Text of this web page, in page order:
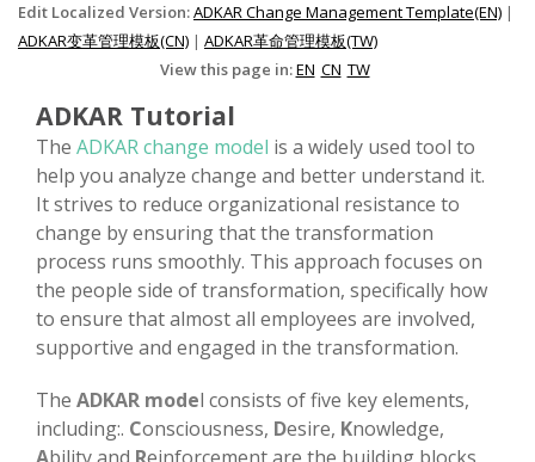
Edit Localized Version:ADKAR Change Management Template(EN) |
ADKAR变革管理模板(CN) | ADKAR革命管理模板(TW)
View this page in:EN CN TW
ADKAR Tutorial
The ADKAR change model is a widely used tool to
help you analyze change and better understand it.
It strives to reduce organizational resistance to
change by ensuring that the transformation
process runs smoothly. This approach focuses on
the people side of transformation, specifically how
to ensure that almost all employees are involved,
supportive and engaged in the transformation.
The ADKAR model consists of five key elements,
including:. Consciousness, Desire, Knowledge,